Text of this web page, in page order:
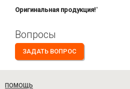
Оригинальная продукция!"
Вопросы
ЗАДАТЬ ВОПРОС
ПОМОЩЬ